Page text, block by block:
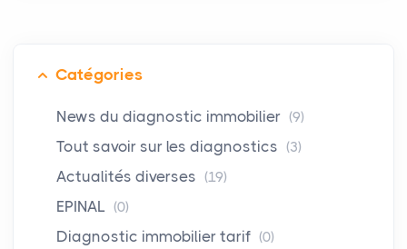
Catégories
News du diagnostic immobilier (9)
Tout savoir sur les diagnostics (3)
Actualités diverses (19)
EPINAL (0)
Diagnostic immobilier tarif (0)